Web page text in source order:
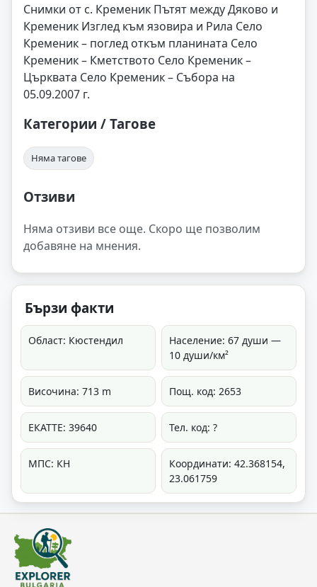
Снимки от с. Кременик Пътят между Дяково и
Кременик Изглед към язовира и Рила Село
Кременик – поглед откъм планината Село
Кременик – Кметството Село Кременик –
Църквата Село Кременик – Събора на
05.09.2007 г.
Категории / Тагове
Няма тагове
Отзиви
Няма отзиви все още. Скоро ще позволим
добавяне на мнения.
Бързи факти
Област: Кюстендил
Население: 67 души —
10 души/км²
Височина: 713 m Пощ. код: 2653
ЕКАТТЕ: 39640 Тел. код: ?
МПС: КН
Координати: 42.368154,
23.061759